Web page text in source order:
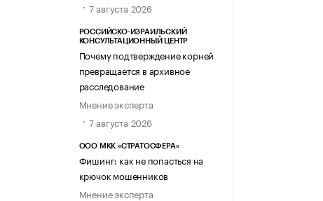
7 августа 2026
РОССИЙСКО-ИЗРАИЛЬСКИЙ
КОНСУЛЬТАЦИОННЫЙ ЦЕНТР
Почему подтверждение корней
превращается в архивное
расследование
Мнение эксперта
7 августа 2026
ООО МКК «СТРАТОСФЕРА»
Фишинг: как не попасться на
крючок мошенников
Мнение эксперта